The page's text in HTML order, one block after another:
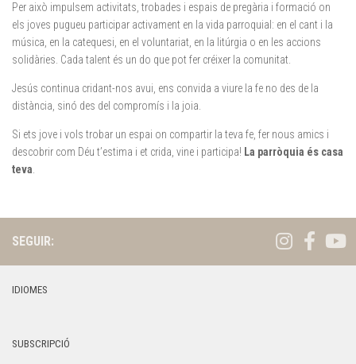
Per això impulsem activitats, trobades i espais de pregària i formació on
els joves pugueu participar activament en la vida parroquial: en el cant i la
música, en la catequesi, en el voluntariat, en la litúrgia o en les accions
solidàries. Cada talent és un do que pot fer créixer la comunitat.
Jesús continua cridant-nos avui, ens convida a viure la fe no des de la
distància, sinó des del compromís i la joia.
Si ets jove i vols trobar un espai on compartir la teva fe, fer nous amics i
descobrir com Déu t’estima i et crida, vine i participa! La parròquia és casa
teva.
SEGUIR:
IDIOMES
SUBSCRIPCIÓ